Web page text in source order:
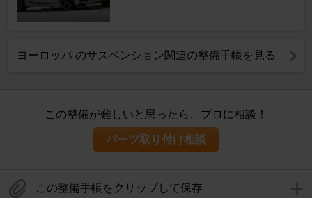
ヨーロッパ のサスペンション関連の整備手帳を見る
この整備が難しいと思ったら、プロに相談！
パーツ取り付け相談
この整備手帳をクリップして保存